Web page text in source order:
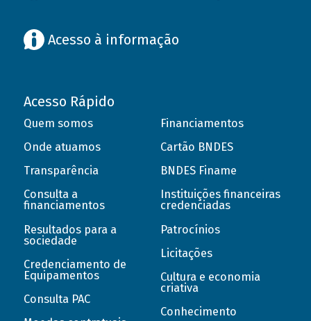
Acesso à informação
Acesso Rápido
Quem somos
Onde atuamos
Transparência
Consulta a
financiamentos
Resultados para a
sociedade
Credenciamento de
Equipamentos
Consulta PAC
Financiamentos
Cartão BNDES
BNDES Finame
Instituições financeiras
credenciadas
Patrocínios
Licitações
Cultura e economia
criativa
Conhecimento